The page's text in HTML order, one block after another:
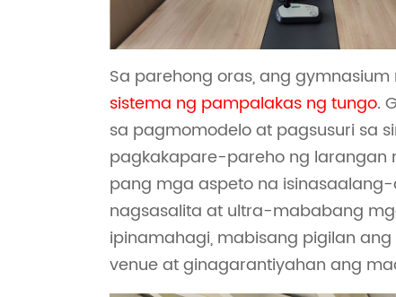
Sa parehong oras, ang
sistema ng pampalakas ng tungo.
sa pagmomodelo at pagsusuri sa
pagkakapare-pareho ng larangan
pang mga aspeto na
nagsasalita at ultra-mababang
ipinamahagi, mabisang pigilan
venue at ginagarantiyahan ang